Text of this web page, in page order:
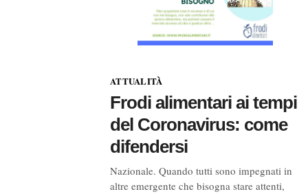
ATTUALITÀ
Frodi alimentari ai tempi
del Coronavirus: come
difendersi
Nazionale. Quando tutti sono impegnati in
altre emergente che bisogna stare attenti,